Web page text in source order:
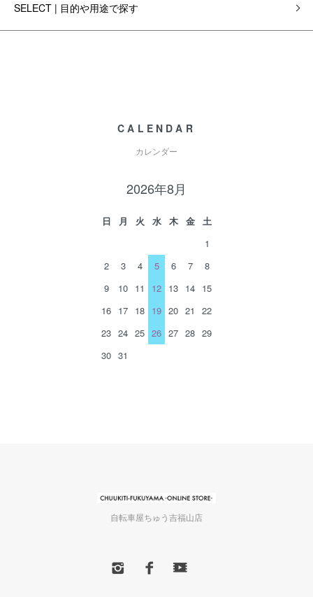
SELECT | 目的や用途で探す
CALENDAR
カレンダー
2026年8月
日 月 火 水 木 金
土
1
2
3 4 5 6 7
8
9
10 11 12 13 14 15
16 17 18 19 20 21
22
23 24 25 26 27 28 29
30 31
自転車屋ちゅう吉福山店